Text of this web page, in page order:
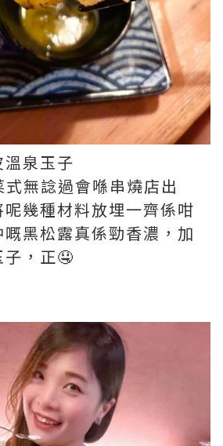
泉玉子
無諗過會喺串燒店出
幾種材料放埋一齊係咁
黑松露真係勁香濃，加
，正🤤